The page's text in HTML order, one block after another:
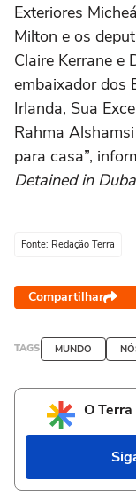
Exteriores
Milton e os
Claire Kerrane e
embaixador dos
Irlanda, Sua
Rahma
para casa”,
Detained in
Fonte: Redação Terra
Compartilhar
TAGS MUNDO
O